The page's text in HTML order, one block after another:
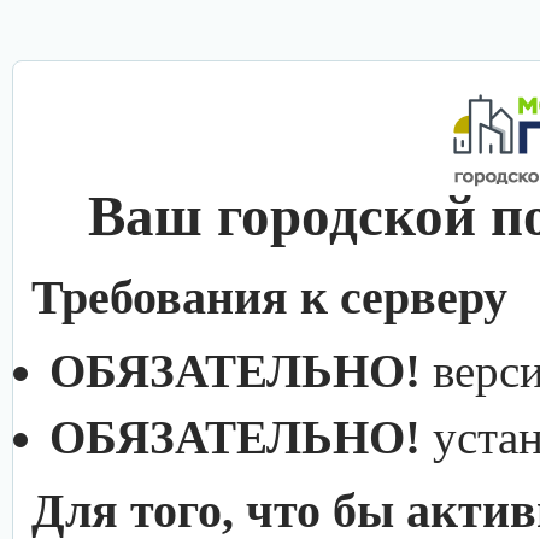
Ваш городской
Требования к серверу
ОБЯЗАТЕЛЬНО!
ОБЯЗАТЕЛЬНО!
Для того, что бы